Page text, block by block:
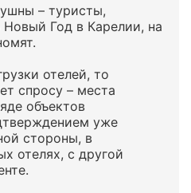
– туристы,
Год в Карелии, на
отелей, то
спросу – места
объектов
уже
стороны, в
отелях, с другой